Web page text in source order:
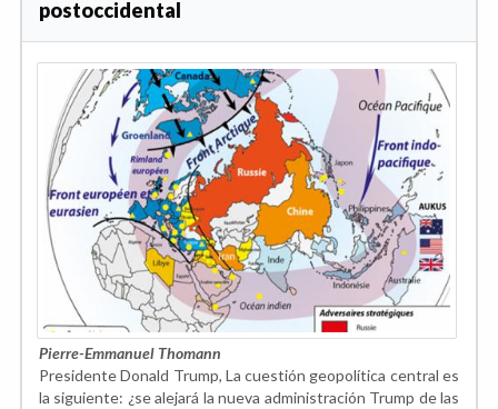
postoccidental
Pierre-Emmanuel Thomann
Presidente Donald Trump, La cuestión geopolítica central es
la siguiente: ¿se alejará la nueva administración Trump de las